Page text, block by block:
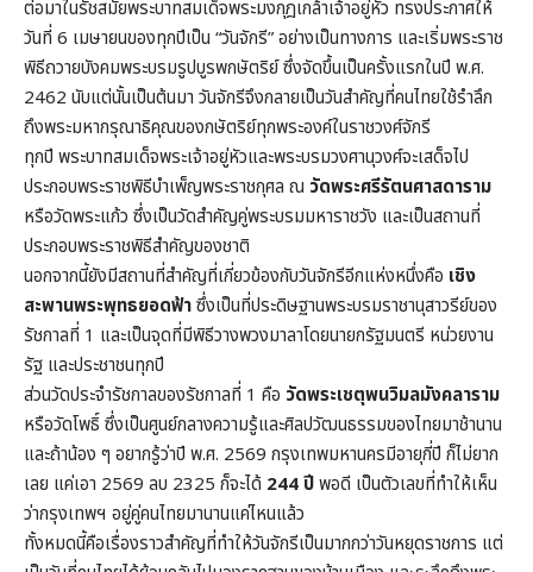
ต่อมาในรัชสมัยพระบาทสมเด็จพระมงกุฎเกล้าเจ้าอยู่หัว ทรงประกาศให้
วันที่ 6 เมษายนของทุกปีเป็น “วันจักรี” อย่างเป็นทางการ และเริ่มพระราช
พิธีถวายบังคมพระบรมรูปบูรพกษัตริย์ ซึ่งจัดขึ้นเป็นครั้งแรกในปี พ.ศ.
2462 นับแต่นั้นเป็นต้นมา วันจักรีจึงกลายเป็นวันสำคัญที่คนไทยใช้รำลึก
ถึงพระมหากรุณาธิคุณของกษัตริย์ทุกพระองค์ในราชวงศ์จักรี
ทุกปี พระบาทสมเด็จพระเจ้าอยู่หัวและพระบรมวงศานุวงศ์จะเสด็จไป
ประกอบพระราชพิธีบำเพ็ญพระราชกุศล ณ วัดพระศรีรัตนศาสดาราม
หรือวัดพระแก้ว ซึ่งเป็นวัดสำคัญคู่พระบรมมหาราชวัง และเป็นสถานที่
ประกอบพระราชพิธีสำคัญของชาติ
นอกจากนี้ยังมีสถานที่สำคัญที่เกี่ยวข้องกับวันจักรีอีกแห่งหนึ่งคือ เชิง
สะพานพระพุทธยอดฟ้าซึ่งเป็นที่ประดิษฐานพระบรมราชานุสาวรีย์ของ
รัชกาลที่ 1 และเป็นจุดที่มีพิธีวางพวงมาลาโดยนายกรัฐมนตรี หน่วยงาน
รัฐ และประชาชนทุกปี
ส่วนวัดประจำรัชกาลของรัชกาลที่ 1 คือ วัดพระเชตุพนวิมลมังคลาราม
หรือวัดโพธิ์ ซึ่งเป็นศูนย์กลางความรู้และศิลปวัฒนธรรมของไทยมาช้านาน
และถ้าน้อง ๆ อยากรู้ว่าปี พ.ศ. 2569 กรุงเทพมหานครมีอายุกี่ปี ก็ไม่ยาก
เลย แค่เอา 2569 ลบ 2325 ก็จะได้ 244 ปีพอดี เป็นตัวเลขที่ทำให้เห็น
ว่ากรุงเทพฯ อยู่คู่คนไทยมานานแค่ไหนแล้ว
ทั้งหมดนี้คือเรื่องราวสำคัญที่ทำให้วันจักรีเป็นมากกว่าวันหยุดราชการ แต่